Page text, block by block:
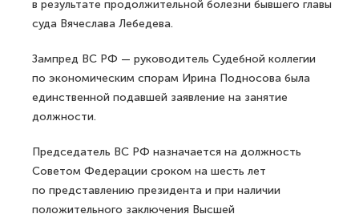
в результате продолжительной болезни бывшего главы
суда Вячеслава Лебедева.
Зампред ВС РФ — руководитель Судебной коллегии
по экономическим спорам Ирина Подносова была
единственной подавшей заявление на занятие
должности.
Председатель ВС РФ назначается на должность
Советом Федерации сроком на шесть лет
по представлению президента и при наличии
положительного заключения Высшей